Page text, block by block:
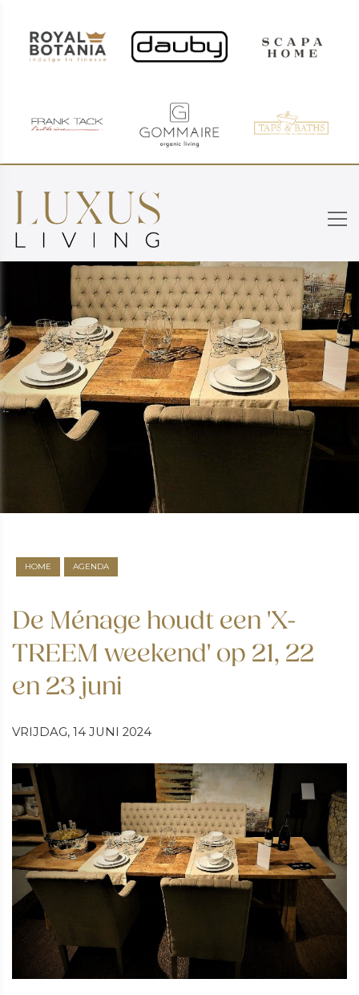
HOME AGENDA
De Ménage houdt een 'X-
TREEM weekend' op 21, 22
en 23 juni
VRIJDAG, 14 JUNI 2024